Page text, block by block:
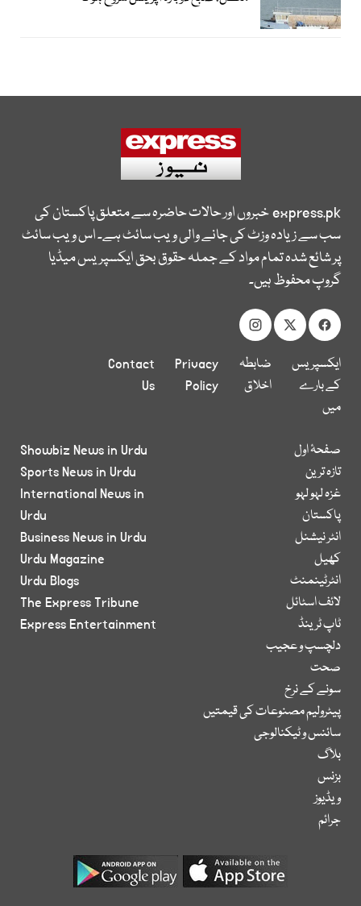
express.pkخبروں اور حالات حاضرہ سے متعلق پاکستان کی
سب سے زیادہ وزٹ کی جانے والی ویب سائٹ ہے۔ اس ویب سائٹ
پر شائع شدہ تمام مواد کے جملہ حقوق بحق ایکسپریس میڈیا
گروپ محفوظ ہیں۔
ایکسپریس
کے بارے
میں
ضابطہ
اخلاق
Privacy
Policy
Contact
Us
صفحۂ اول
تازہ ترین
غزہ لہو لہو
پاکستان
انٹر نیشنل
کھیل
انٹرٹینمنٹ
لائف اسٹائل
ٹاپ ٹرینڈ
دلچسپ و عجیب
صحت
سونے کے نرخ
پیٹرولیم مصنوعات کی قیمتیں
سائنس و ٹیکنالوجی
بلاگ
بزنس
ویڈیوز
جرائم
Showbiz News in Urdu
Sports News in Urdu
International News in
Urdu
Business News in Urdu
Urdu Magazine
Urdu Blogs
The Express Tribune
Express Entertainment